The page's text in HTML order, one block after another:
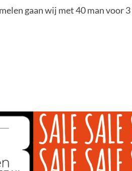
gaan wij met 40 man voor